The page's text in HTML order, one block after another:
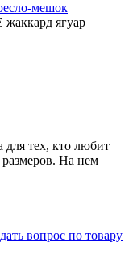
мешок
ягуар
для тех, кто любит
На нем
вопрос по товару